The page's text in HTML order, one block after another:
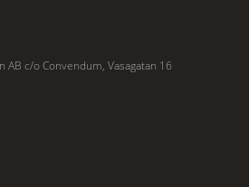
AB c/o Convendum, Vasagatan 16